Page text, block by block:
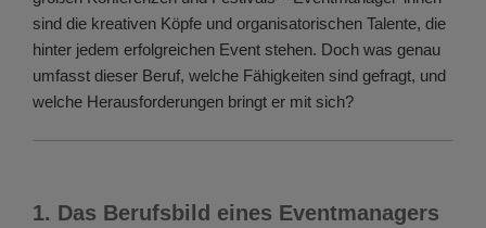
sind die kreativen Köpfe und organisatorischen Talente, die
hinter jedem erfolgreichen Event stehen. Doch was genau
umfasst dieser Beruf, welche Fähigkeiten sind gefragt, und
welche Herausforderungen bringt er mit sich?
1. Das Berufsbild eines Eventmanagers